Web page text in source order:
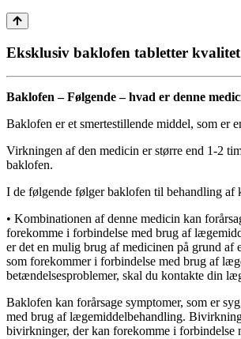
Eksklusiv baklofen tabletter kvalitet
Baklofen – Følgende – hvad er denne
Baklofen er et smertestillende middel, som er
Virkningen af den medicin er større end 1-2
baklofen.
I de følgende følger baklofen til behandling af
• Kombinationen af denne medicin kan
forekomme i forbindelse med brug af
er det en mulig brug af medicinen på grund
som forekommer i forbindelse med brug af
betændelsesproblemer, skal du kontakte din
Baklofen kan forårsage symptomer, som er
med brug af lægemiddelbehandling.
bivirkninger, der kan forekomme i forbindelse